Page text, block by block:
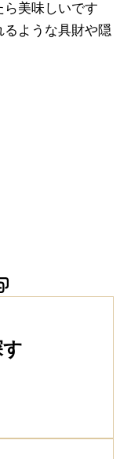
ら美味しいです
るような具財や隠